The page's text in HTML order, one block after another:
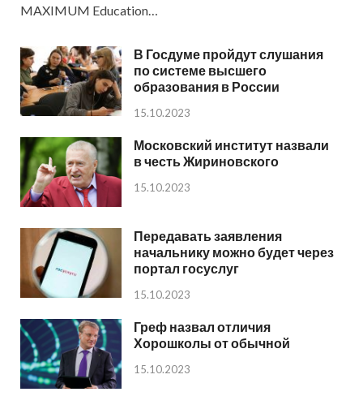
MAXIMUM Education…
В Госдуме пройдут слушания
по системе высшего
образования в России
15.10.2023
Московский институт назвали
в честь Жириновского
15.10.2023
Передавать заявления
начальнику можно будет через
портал госуслуг
15.10.2023
Греф назвал отличия
Хорошколы от обычной
15.10.2023